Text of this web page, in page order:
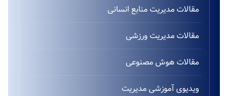
مقالات مدیریت منابع انسانی
مقالات مدیریت ورزشی
مقالات هوش مصنوعی
ویدیوی آموزشی مدیریت